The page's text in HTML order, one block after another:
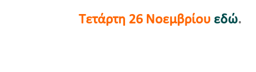
Τετάρτη 26 Νοεμβρίου εδώ.